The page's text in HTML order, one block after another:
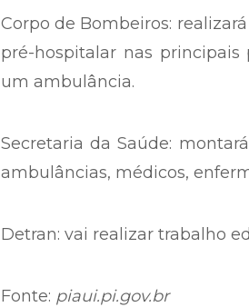
Corpo de Bombeiros:
pré-hospitalar nas principais
um ambulância.
Secretaria da Saúde:
ambulâncias, médicos,
Detran: vai realizar trabalho
Fonte: piaui.pi.gov.br